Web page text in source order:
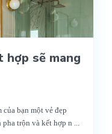
hợp sẽ mang
bạn một vẻ đẹp
pha trộn và kết hợp n ...